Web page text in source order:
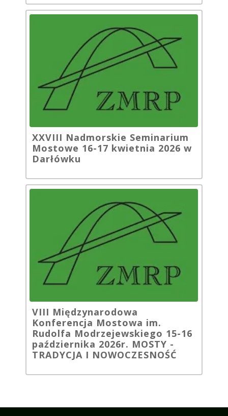
XXVIII Nadmorskie Seminarium
Mostowe 16-17 kwietnia 2026 w
Darłówku
VIII Międzynarodowa
Konferencja Mostowa im.
Rudolfa Modrzejewskiego 15-16
października 2026r. MOSTY -
TRADYCJA I NOWOCZESNOŚĆ